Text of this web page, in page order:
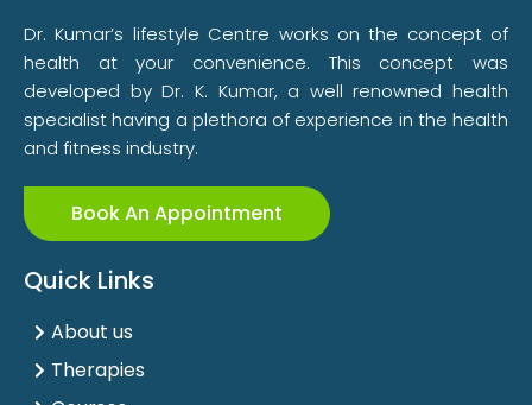
Dr. Kumar’s lifestyle Centre works on the concept of
health at your convenience. This concept was
developed by Dr. K. Kumar, a well renowned health
specialist having a plethora of experience in the health
and fitness industry.
Book An Appointment
Quick Links
About us
Therapies